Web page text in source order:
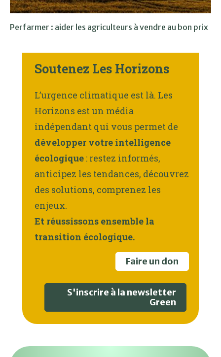
Perfarmer : aider les agriculteurs à vendre au bon prix
Soutenez Les Horizons
L’urgence climatique est là. Les
Horizons est un média
indépendant qui vous permet de
développer votre intelligence
écologique : restez informés,
anticipez les tendances, découvrez
des solutions, comprenez les
enjeux.
Et réussissons ensemble la
transition écologique.
Faire un don
S'inscrire à la newsletter
Green